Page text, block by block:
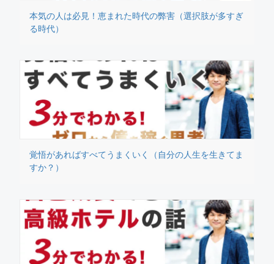
本気の人は必見！恵まれた時代の弊害（選択肢が多すぎ
る時代）
覚悟があればすべてうまくいく（自分の人生を生きてま
すか？）